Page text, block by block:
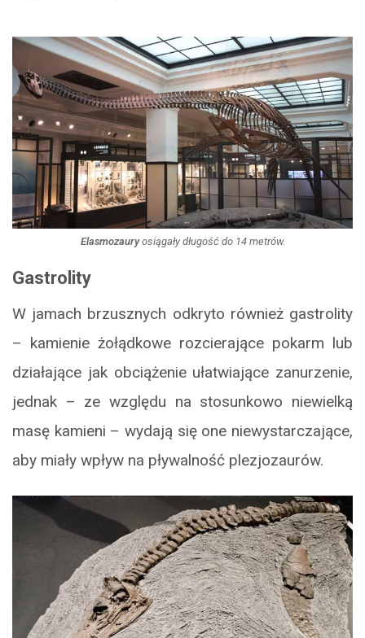
Elasmozauryosiągały długość do 14 metrów.
Gastrolity
W jamach brzusznych odkryto również gastrolity
– kamienie żołądkowe rozcierające pokarm lub
działające jak obciążenie ułatwiające zanurzenie,
jednak – ze względu na stosunkowo niewielką
masę kamieni – wydają się one niewystarczające,
aby miały wpływ na pływalność plezjozaurów.